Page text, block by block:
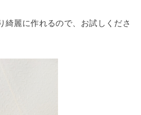
綺麗に作れるので、お試しくださ